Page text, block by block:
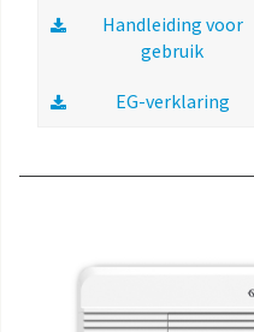
Handleiding voor
gebruik
EG-verklaring